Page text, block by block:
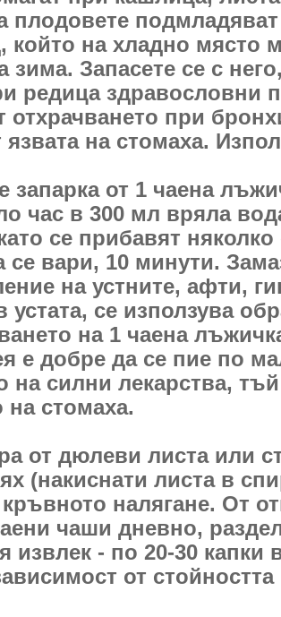
плодовете
който на хладно място
зима. Запасете се с
редица здравословни
отхрачването при
язвата на стомаха.
запарка от 1 чаена
час в 300 мл вряла
се прибавят
се вари, 10 минути.
на устните, афти,
се използува
на 1 чаена
е добре да се пие по
на силни лекарства,
на стомаха.
от дюлеви листа или
(накиснати листа в
налягане. От
чаши дневно,
извлек - по 20-30 капки
от